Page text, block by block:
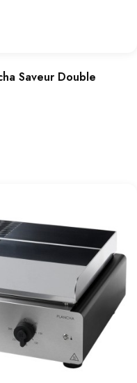
Saveur Double